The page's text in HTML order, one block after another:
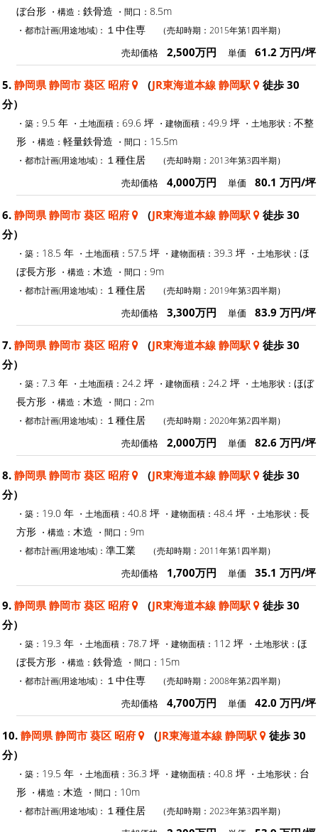
ぼ台形 ・構造： 鉄骨造 ・間口： 8.5m
・都市計画(用途地域)： １中住専 （売却時期：2015年第1四半期）
売却価格 2,500万円 単価 61.2 万円/坪
5. 静岡県 静岡市 葵区 昭府 （JR東海道本線 静岡駅
徒歩 30
分）
・築： 9.5 年 ・土地面積： 69.6 坪 ・建物面積： 49.9 坪 ・土地形状： 不整
形 ・構造： 軽量鉄骨造 ・間口： 15.5m
・都市計画(用途地域)： １種住居 （売却時期：2013年第3四半期）
売却価格 4,000万円 単価 80.1 万円/坪
6. 静岡県 静岡市 葵区 昭府 （JR東海道本線 静岡駅
徒歩 30
分）
・築： 18.5 年 ・土地面積： 57.5 坪 ・建物面積： 39.3 坪 ・土地形状： ほ
ぼ長方形 ・構造： 木造 ・間口： 9m
・都市計画(用途地域)： １種住居 （売却時期：2019年第3四半期）
売却価格 3,300万円 単価 83.9 万円/坪
7. 静岡県 静岡市 葵区 昭府 （JR東海道本線 静岡駅
徒歩 30
分）
・築： 7.3 年 ・土地面積： 24.2 坪 ・建物面積： 24.2 坪 ・土地形状： ほぼ
長方形 ・構造： 木造 ・間口： 2m
・都市計画(用途地域)： １種住居 （売却時期：2020年第2四半期）
売却価格 2,000万円 単価 82.6 万円/坪
8. 静岡県 静岡市 葵区 昭府 （JR東海道本線 静岡駅
徒歩 30
分）
・築： 19.0 年 ・土地面積： 40.8 坪 ・建物面積： 48.4 坪 ・土地形状： 長
方形 ・構造： 木造 ・間口： 9m
・都市計画(用途地域)： 準工業 （売却時期：2011年第1四半期）
売却価格 1,700万円 単価 35.1 万円/坪
9. 静岡県 静岡市 葵区 昭府 （JR東海道本線 静岡駅
徒歩 30
分）
・築： 19.3 年 ・土地面積： 78.7 坪 ・建物面積： 112 坪 ・土地形状： ほ
ぼ長方形 ・構造： 鉄骨造 ・間口： 15m
・都市計画(用途地域)： １中住専 （売却時期：2008年第2四半期）
売却価格 4,700万円 単価 42.0 万円/坪
10. 静岡県 静岡市 葵区 昭府 （JR東海道本線 静岡駅
徒歩 30
分）
・築： 19.5 年 ・土地面積： 36.3 坪 ・建物面積： 40.8 坪 ・土地形状： 台
形 ・構造： 木造 ・間口： 10m
・都市計画(用途地域)： １種住居 （売却時期：2023年第3四半期）